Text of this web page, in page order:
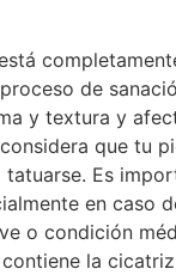
de
y textura y
que tu
tatuarse. Es
en caso
o condición
la